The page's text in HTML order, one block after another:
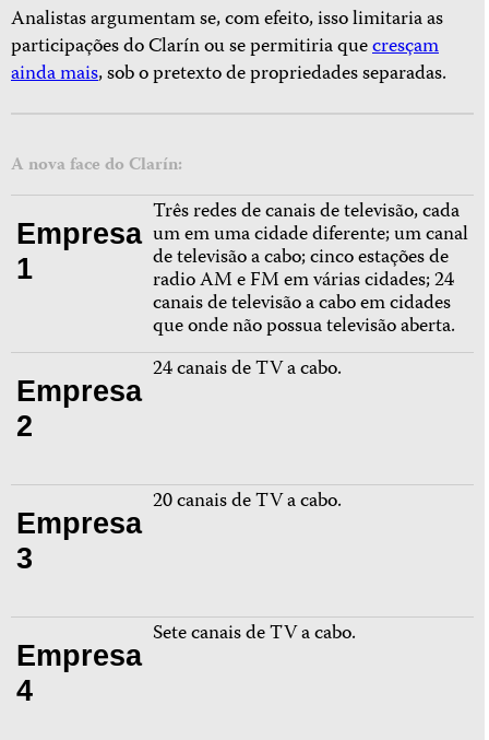
Analistas argumentam se, com efeito, isso limitaria as
participações do Clarín ou se permitiria quecresçam
ainda mais, sob o pretexto de propriedades separadas.
A nova face do Clarín:
Empresa
1
Três redes de canais de televisão, cada
um em uma cidade diferente; um canal
de televisão a cabo; cinco estações de
radio AM e FM em várias cidades; 24
canais de televisão a cabo em cidades
que onde não possua televisão aberta.
Empresa
2
24 canais de TV a cabo.
Empresa
3
20 canais de TV a cabo.
Empresa
4
Sete canais de TV a cabo.